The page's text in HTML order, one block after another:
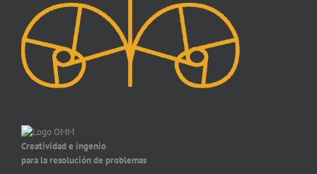
Creatividad e ingenio
para la resolución de problemas